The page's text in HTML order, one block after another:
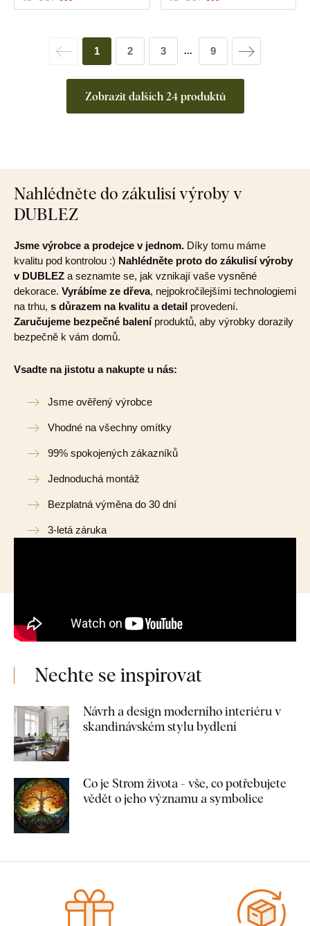
Zobrazit dalších 24 produktů
1 2 3 ... 9
Nahlédněte do zákulisí výroby v
DUBLEZ
Jsme výrobce a prodejce v jednom. Díky tomu máme
kvalitu pod kontrolou :) Nahlédněte proto do zákulisí výroby
v DUBLEZ a seznamte se, jak vznikají vaše vysněné
dekorace. Vyrábíme ze dřeva, nejpokročilejšími technologiemi
na trhu, s důrazem na kvalitu a detail provedení.
Zaručujeme bezpečné baleníproduktů, aby výrobky dorazily
bezpečně k vám domů.
Vsadte na jistotu a nakupte u nás:
Jsme ověřený výrobce
Vhodné na všechny omítky
99% spokojených zákazníků
Jednoduchá montáž
Bezplatná výměna do 30 dní
3-letá záruka
Nechte se inspirovat
Návrh a design moderního interiéru v
skandinávském stylu bydlení
Co je Strom života - vše, co potřebujete
vědět o jeho významu a symbolice